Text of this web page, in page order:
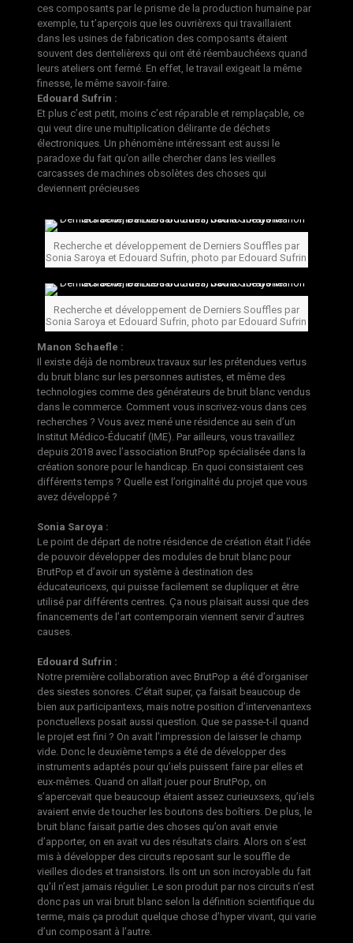
ces composants par le prisme de la production humaine par
exemple, tu t’aperçois que les ouvrièrexs qui travaillaient
dans les usines de fabrication des composants étaient
souvent des dentelièrexs qui ont été réembauchéexs quand
leurs ateliers ont fermé. En effet, le travail exigeait la même
finesse, le même savoir-faire.
Edouard Sufrin :
Et plus c’est petit, moins c’est réparable et remplaçable, ce
qui veut dire une multiplication délirante de déchets
électroniques. Un phénomène intéressant est aussi le
paradoxe du fait qu’on aille chercher dans les vieilles
carcasses de machines obsolètes des choses qui
deviennent précieuses
Recherche et développement de Derniers Souffles par
Sonia Saroya et Edouard Sufrin, photo par Edouard Sufrin
Recherche et développement de Derniers Souffles par
Sonia Saroya et Edouard Sufrin, photo par Edouard Sufrin
Manon Schaefle :
Il existe déjà de nombreux travaux sur les prétendues vertus
du bruit blanc sur les personnes autistes, et même des
technologies comme des générateurs de bruit blanc vendus
dans le commerce. Comment vous inscrivez-vous dans ces
recherches ? Vous avez mené une résidence au sein d’un
Institut Médico-Éducatif (IME). Par ailleurs, vous travaillez
depuis 2018 avec l’association BrutPop spécialisée dans la
création sonore pour le handicap. En quoi consistaient ces
différents temps ? Quelle est l’originalité du projet que vous
avez développé ?
Sonia Saroya :
Le point de départ de notre résidence de création était l’idée
de pouvoir développer des modules de bruit blanc pour
BrutPop et d’avoir un système à destination des
éducateuricexs, qui puisse facilement se dupliquer et être
utilisé par différents centres. Ça nous plaisait aussi que des
financements de l’art contemporain viennent servir d’autres
causes.
Edouard Sufrin :
Notre première collaboration avec BrutPop a été d’organiser
des siestes sonores. C’était super, ça faisait beaucoup de
bien aux participantexs, mais notre position d’intervenantexs
ponctuellexs posait aussi question. Que se passe-t-il quand
le projet est fini ? On avait l’impression de laisser le champ
vide. Donc le deuxième temps a été de développer des
instruments adaptés pour qu’iels puissent faire par elles et
eux-mêmes. Quand on allait jouer pour BrutPop, on
s’apercevait que beaucoup étaient assez curieuxsexs, qu’iels
avaient envie de toucher les boutons des boîtiers. De plus, le
bruit blanc faisait partie des choses qu’on avait envie
d’apporter, on en avait vu des résultats clairs. Alors on s’est
mis à développer des circuits reposant sur le souffle de
vieilles diodes et transistors. Ils ont un son incroyable du fait
qu’il n’est jamais régulier. Le son produit par nos circuits n’est
donc pas un vrai bruit blanc selon la définition scientifique du
terme, mais ça produit quelque chose d’hyper vivant, qui varie
d’un composant à l’autre.